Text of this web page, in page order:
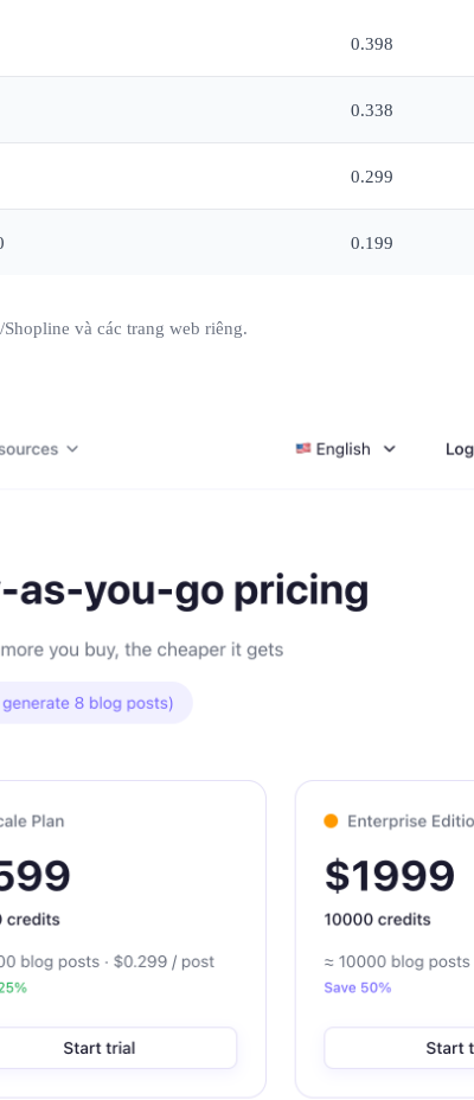
0.398
0.338
0.299
0.199
và các trang web riêng.